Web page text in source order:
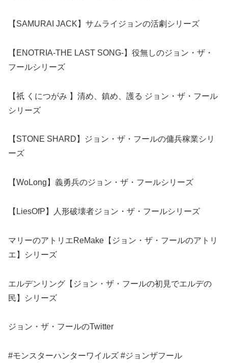
【SAMURAI JACK】サムライジョンの活劇シリーズ
【ENOTRIA-THE LAST SONG-】役無しのジョン・ザ・
フールシリーズ
【祇 くにつがみ 】清め、鎮め、護る ジョン・ザ・フール
シリーズ
【STONE SHARD】ジョン・ザ・フールの傭兵稼業シリ
ーズ
【WoLong】義勇兵のジョン・ザ・フールシリーズ
【LiesOfP】人形破壊者ジョン・ザ・フールシリーズ
マリーのアトリエReMake【ジョン・ザ・フールのアトリ
エ】シリーズ
エルデンリング【ジョン・ザ・フールの初見でエルデの
民】シリーズ
ジョン・ザ・フールのTwitter
#モンスターハンターワイルズ #ジョンザフール